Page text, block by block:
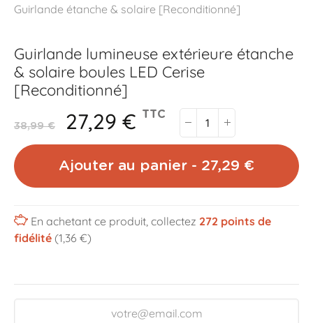
Guirlande étanche & solaire [Reconditionné]
Guirlande lumineuse extérieure étanche
& solaire boules LED Cerise
[Reconditionné]
38,99 € 27,29 € TTC
Ajouter au panier - 27,29 €
En achetant ce produit, collectez 272 points de
fidélité (1,36 €)